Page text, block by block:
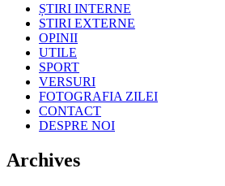
ȘTIRI INTERNE
STIRI EXTERNE
OPINII
UTILE
SPORT
VERSURI
FOTOGRAFIA ZILEI
CONTACT
DESPRE NOI
Archives